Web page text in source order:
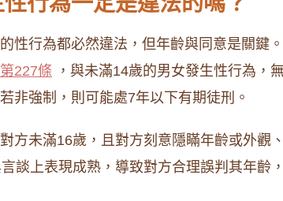
性行為都必然違法，但年齡與同意是關鍵
227條 ，與未滿14歲的男女發生性行為，
非強制，則可能處7年以下有期徒刑。
方未滿16歲，且對方刻意隱瞞年齡或外
談上表現成熟，導致對方合理誤判其年齡